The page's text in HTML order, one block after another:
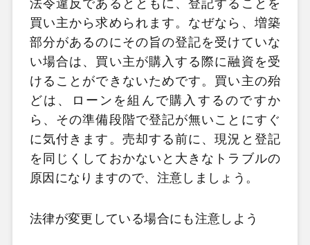
法令違反であるとともに、登記することを
買い主から求められます。なぜなら、増築
部分があるのにその旨の登記を受けていな
い場合は、買い主が購入する際に融資を受
けることができないためです。買い主の殆
どは、ローンを組んで購入するのですか
ら、その準備段階で登記が無いことにすぐ
に気付きます。売却する前に、現況と登記
を同じくしておかないと大きなトラブルの
原因になりますので、注意しましょう。
法律が変更している場合にも注意しよう